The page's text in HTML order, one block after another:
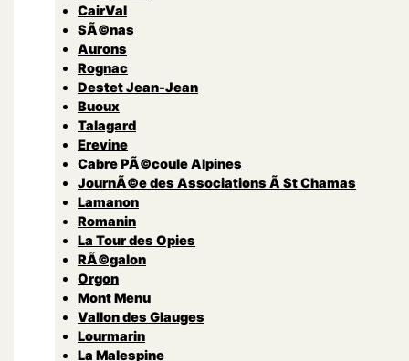
CairVal
SÃ©nas
Aurons
Rognac
Destet Jean-Jean
Buoux
Talagard
Erevine
Cabre PÃ©coule Alpines
JournÃ©e des Associations Ã St Chamas
Lamanon
Romanin
La Tour des Opies
RÃ©galon
Orgon
Mont Menu
Vallon des Glauges
Lourmarin
La Malespine